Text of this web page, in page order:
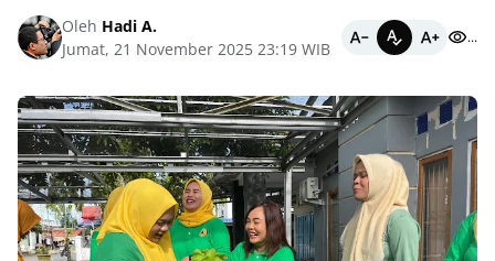
Oleh Hadi A.
Jumat, 21 November 2025 23:19 WIB
...